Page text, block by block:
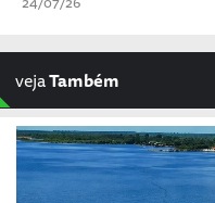
vejaTambém